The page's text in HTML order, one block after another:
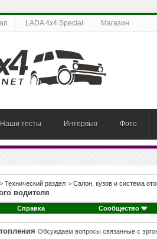
LADA 4x4 Special Магазин
Наши тесты Интервью Фото
> Технический раздел > Салон, кузов и система
водителя
Справка Сообщество
Обсуждаем вопросы связанные с